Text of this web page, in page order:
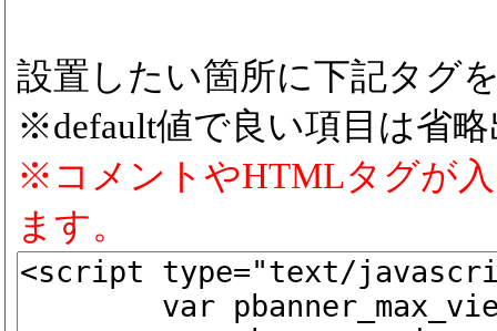
設置したい箇所に下記タグ
※default値で良い項目は省
※コメントやHTMLタグが
ます。